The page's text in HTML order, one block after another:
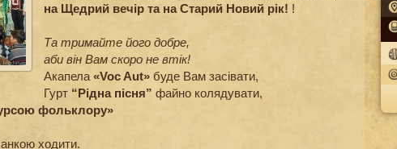
на Щедрий вечір та на Старий Новий рік! !
Та тримайте його добре,
аби він Вам скоро не втік!
Акапела «Voc Aut» буде Вам засівати,
Гурт “Рідна пісня” файно колядувати,
фольклору»
ходити.